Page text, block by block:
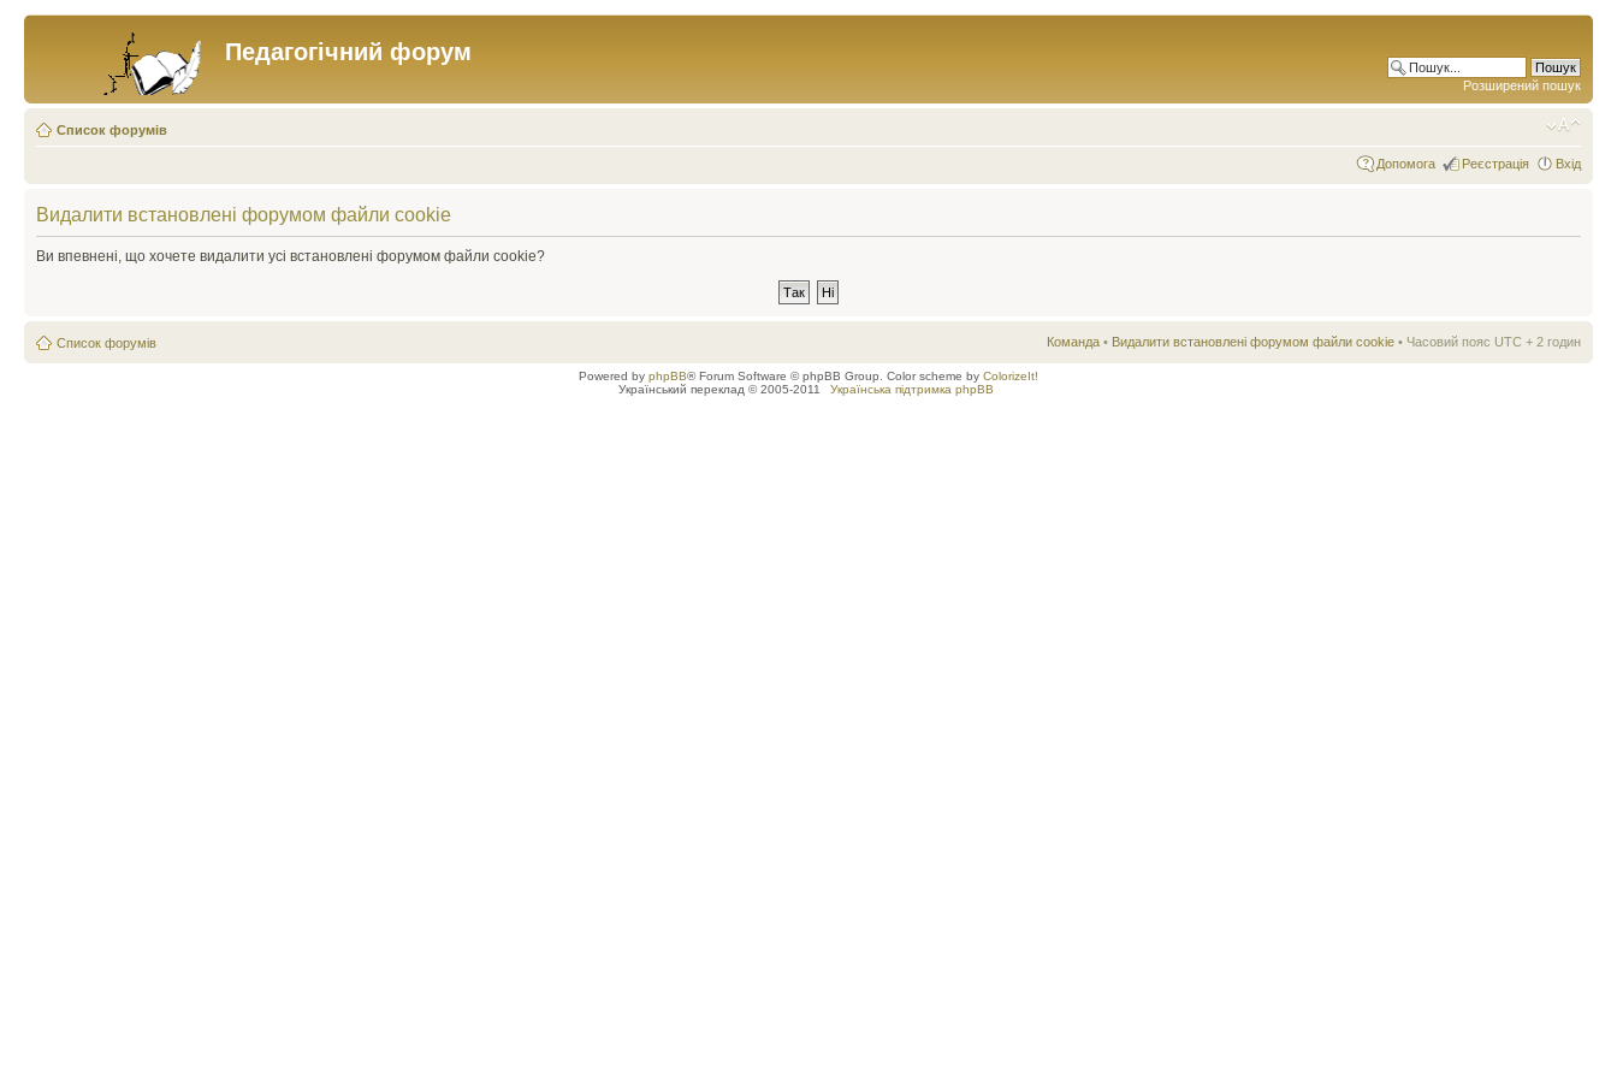
Педагогічний форум
Розширений пошук
Список форумів
Допомога Реєстрація Вхід
Видалити встановлені форумом файли cookie
Ви впевнені, що хочете видалити усі встановлені форумом файли cookie?
Список форумів Команда • Видалити встановлені форумом файли cookie • Часовий пояс UTC + 2 годин
Powered by phpBB® Forum Software © phpBB Group. Color scheme by ColorizeIt!
Український переклад © 2005-2011
Українська підтримка phpBB